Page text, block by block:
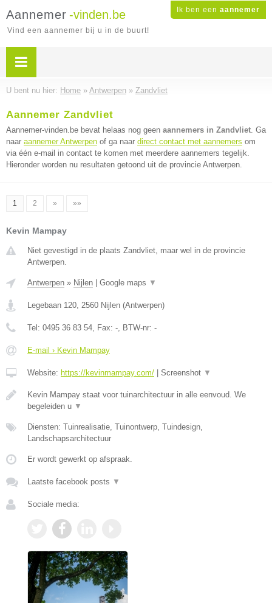
Ik ben een aannemer
Aannemer -vinden.be
Vind een aannemer bij u in de buurt!
U bent nu hier: Home » Antwerpen » Zandvliet
Aannemer Zandvliet
Aannemer-vinden.be bevat helaas nog geen aannemers in Zandvliet. Ga
naar aannemer Antwerpen of ga naar direct contact met aannemers om
via één e-mail in contact te komen met meerdere aannemers tegelijk.
Hieronder worden nu resultaten getoond uit de provincie Antwerpen.
1 2 » »»
Kevin Mampay
Niet gevestigd in de plaats Zandvliet, maar wel in de provincie
Antwerpen.
Antwerpen » Nijlen Google maps ▼
Legebaan 120, 2560 Nijlen (Antwerpen)
Tel: 0495 36 83 54, Fax: -, BTW-nr: -
E-mail › Kevin Mampay
Website: https://kevinmampay.com/ Screenshot ▼
Kevin Mampay staat voor tuinarchitectuur in alle eenvoud. We
begeleiden u ▼
Diensten: Tuinrealisatie, Tuinontwerp, Tuindesign,
Landschapsarchitectuur
Er wordt gewerkt op afspraak.
Laatste facebook posts ▼
Sociale media: